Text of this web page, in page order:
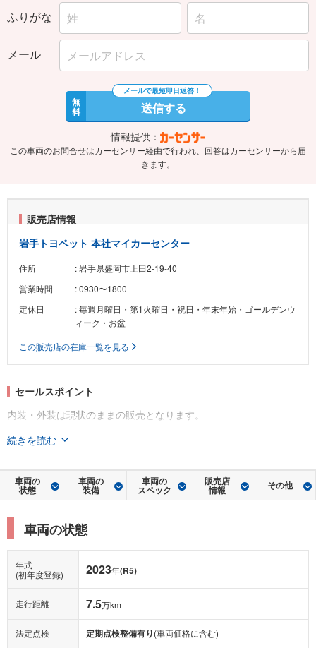
ふりがな
メール
無
料 送信する
情報提供：
この車両のお問合せはカーセンサー経由で行われ、回答はカーセンサーから届
きます。
販売店情報
岩手トヨペット 本社マイカーセンター
住所
: 岩手県盛岡市上田2-19-40
営業時間
: 0930〜1800
定休日
: 毎週月曜日・第1火曜日・祝日・年末年始・ゴールデンウ
ィーク・お盆
この販売店の在庫一覧を見る
セールスポイント
内装・外装は現状のままの販売となります。
続きを読む
車両の
状態
車両の
装備
車両の
スペック
販売店
情報 その他
車両の状態
年式
(初年度登録)
2023年(R5)
走行距離 7.5万km
法定点検 定期点検整備有り(車両価格に含む)